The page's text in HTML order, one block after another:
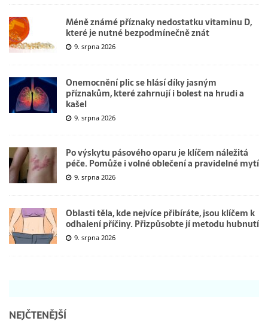
Méně známé příznaky nedostatku vitaminu D,
které je nutné bezpodmínečně znát
9. srpna 2026
Onemocnění plic se hlásí díky jasným
příznakům, které zahrnují i bolest na hrudi a
kašel
9. srpna 2026
Po výskytu pásového oparu je klíčem náležitá
péče. Pomůže i volné oblečení a pravidelné mytí
9. srpna 2026
Oblasti těla, kde nejvíce přibíráte, jsou klíčem k
odhalení příčiny. Přizpůsobte jí metodu hubnutí
9. srpna 2026
NEJČTENĚJŠÍ